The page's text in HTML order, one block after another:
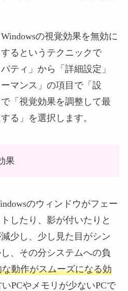
の視覚効果を無効に
るというテクニックで
ティ」から「詳細設定」
マンス」の項目で「設
「視覚効果を調整して最
る」を選択します。
果
のウィンドウがフェー
したり、影が付いたりと
少し、少し見た目がシン
、その分システムへの負
動作がスムーズになる効
PCやメモリが少ないPCで